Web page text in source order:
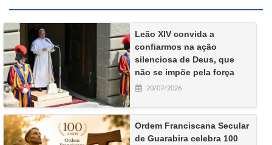
Leão XIV convida a
confiarmos na ação
silenciosa de Deus, que
não se impõe pela força
20/07/2026
Ordem Franciscana Secular
de Guarabira celebra 100